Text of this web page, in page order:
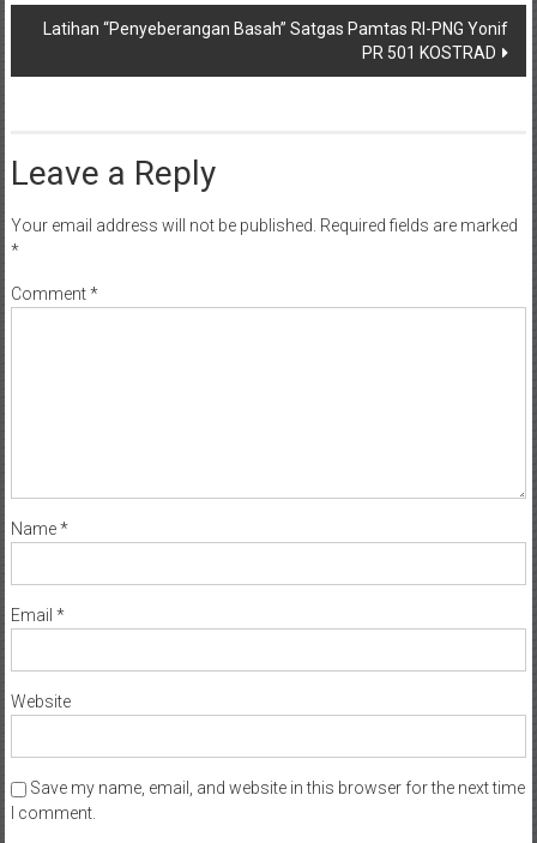
Latihan “Penyeberangan Basah” Satgas Pamtas RI-PNG Yonif
PR 501 KOSTRAD
Leave a Reply
Your email address will not be published. Required fields are marked
*
Comment*
Name*
Email *
Website
Save my name, email, and website in this browser for the next time
I comment.